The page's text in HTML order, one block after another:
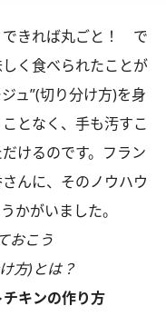
きれば丸ごと！ で
く食べられたことが
ュ”(切り分け方)を身
となく、手も汚すこ
けるのです。フラン
んに、そのノウハウ
かがいました。
おこう
方)とは？
キンの作り方